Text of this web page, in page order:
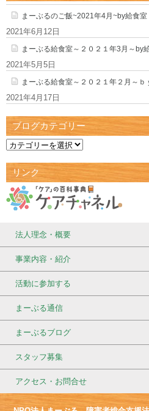
まーぶるのご飯~2021年4月~by給食室
2021年6月12日
まーぶる給食室～２０２１年3月～by
2021年5月5日
まーぶる給食室～２０２１年２月～ｂ
2021年4月17日
ブログカテゴリー
リンク
法人理念・概要
事業内容・紹介
活動に参加する
まーぶる通信
まーぶるブログ
スタッフ募集
アクセス・お問合せ